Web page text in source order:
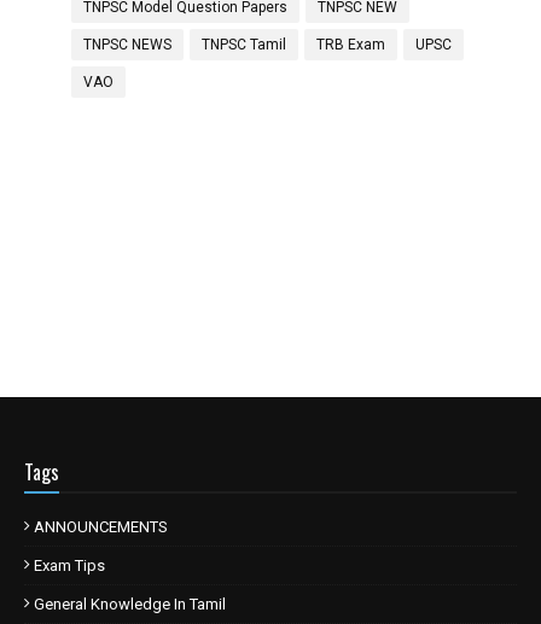
TNPSC Model Question Papers TNPSC NEW
TNPSC NEWS TNPSC Tamil TRB Exam UPSC
VAO
Tags
ANNOUNCEMENTS
Exam Tips
General Knowledge In Tamil